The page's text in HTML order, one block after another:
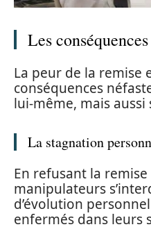
Les
La peur de la remise
conséquences
lui-même, mais
La stagnation
En refusant la
manipulateurs
d’évolution
enfermés dans leurs